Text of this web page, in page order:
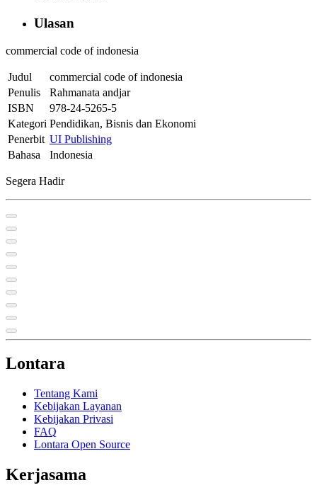
Ulasan
commercial code of indonesia
Judul
commercial code of indonesia
Penulis
Rahmanata andjar
ISBN
978-24-5265-5
Kategori Pendidikan, Bisnis dan Ekonomi
Penerbit UI Publishing
Bahasa
Indonesia
Segera Hadir
Lontara
Tentang Kami
Kebijakan Layanan
Kebijakan Privasi
FAQ
Lontara Open Source
Kerjasama